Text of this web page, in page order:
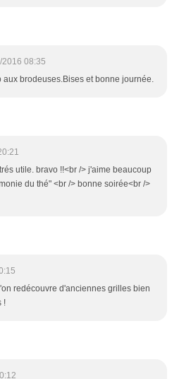
2016 08:35
brodeuses.Bises et bonne journée.
utile. bravo !!<br /> j'aime beaucoup
du thé" <br /> bonne soirée<br />
redécouvre d'anciennes grilles bien
!